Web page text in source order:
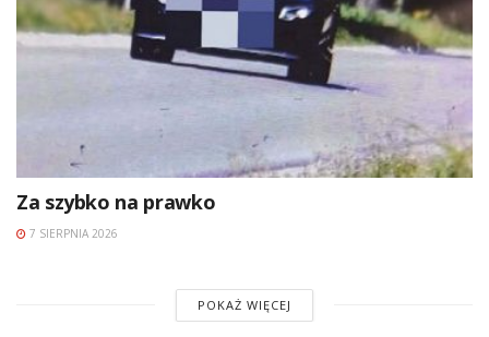
Za szybko na prawko
7 SIERPNIA 2026
POKAŻ WIĘCEJ